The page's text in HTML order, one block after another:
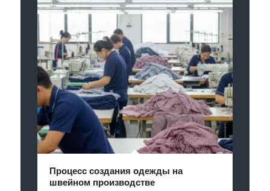
Процесс создания одежды на
швейном производстве